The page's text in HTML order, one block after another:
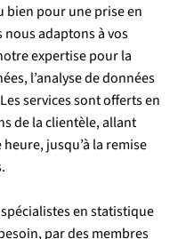
bien pour une prise en
adaptons à vos
expertise pour la
l’analyse de données
services sont offerts en
de la clientèle, allant
jusqu’à la remise
en statistique
par des membres